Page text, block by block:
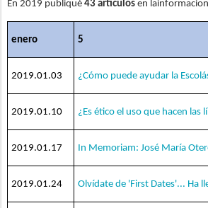
En 2019 publiqué 43 artículos en
enero 5
2019.01.03 ¿Cómo puede ayudar la
2019.01.10 ¿Es ético el uso que hacen las
2019.01.17 In Memoriam: José María
2019.01.24 Olvídate de 'First Dates'... Ha